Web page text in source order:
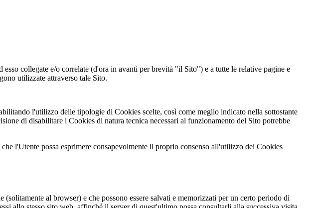
collegate e/o correlate (d'ora in avanti per brevità "il Sito") e a tutte le relative pagine e
utilizzate attraverso tale Sito.
l'utilizzo delle tipologie di Cookies scelte, così come meglio indicato nella sottostante
di disabilitare i Cookies di natura tecnica necessari al funzionamento del Sito potrebbe
l'Utente possa esprimere consapevolmente il proprio consenso all'utilizzo dei Cookies
al browser) e che possono essere salvati e memorizzati per un certo periodo di